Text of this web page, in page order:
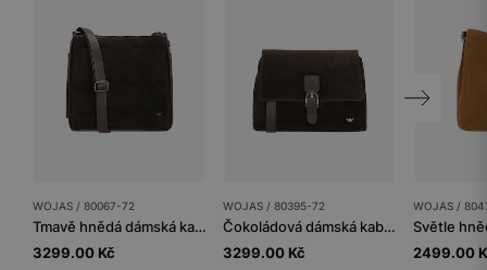
WOJAS / 80067-72
Tmavě hnědá dámská kabelka z kombinované kůže
3299.00 Kč
WOJAS / 80395-72
Čokoládová dámská kabelka z kombinovaných kůží
3299.00 Kč
WOJAS /
Světle
2499.00